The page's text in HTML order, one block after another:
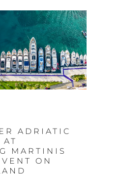
ADRIATIC
MARTINIS
ON